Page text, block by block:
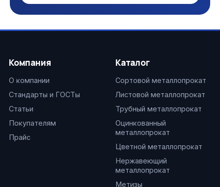
Компания
О компании
Стандарты и ГОСТы
Статьи
Покупателям
Прайс
Каталог
Сортовой металлопрокат
Листовой металлопрокат
Трубный металлопрокат
Оцинкованный
металлопрокат
Цветной металлопрокат
Нержавеющий
металлопрокат
Метизы